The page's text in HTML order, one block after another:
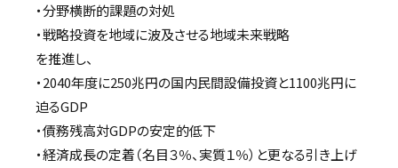
・分野横断的課題の対処
・戦略投資を地域に波及させる地域未来戦略
を推進し、
・2040年度に250兆円の国内民間設備投資と1100兆円に
迫るGDP
・債務残高対GDPの安定的低下
・経済成長の定着（名目３％、実質１％）と更なる引き上げ